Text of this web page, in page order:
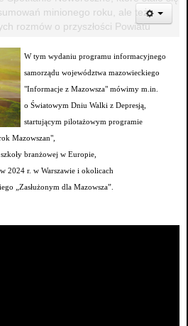
minionego roku, ale też
rozmów o przyszłości Powiatu
W tym wydaniu programu informacyjnego
samorządu województwa mazowieckiego
"Informacje z Mazowsza" mówimy m.in.
o Światowym Dniu Walki z Depresją,
startującym pilotażowym programie
Mazowszan",
branżowej w Europie,
2024 r. w Warszawie i okolicach
„Zasłużonym dla Mazowsza”.